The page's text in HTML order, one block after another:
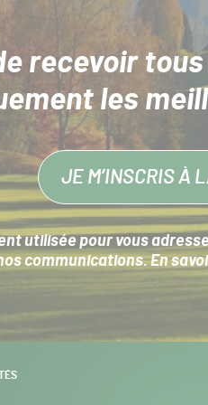
recevoir
les
JE M’INSCRIS À
utilisée pour vous
communications. En